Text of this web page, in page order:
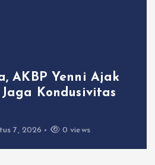
AKBP Yenni Ajak
Kondusivitas
7, 2026 0 views